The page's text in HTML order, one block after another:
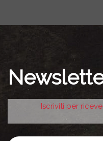
Iscriviti per